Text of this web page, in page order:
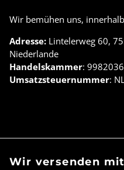
Wir bemühen uns,
Adresse: Lintelerweg 60,
Niederlande
Handelskammer:
Umsatzsteuernummer:
Wir versenden